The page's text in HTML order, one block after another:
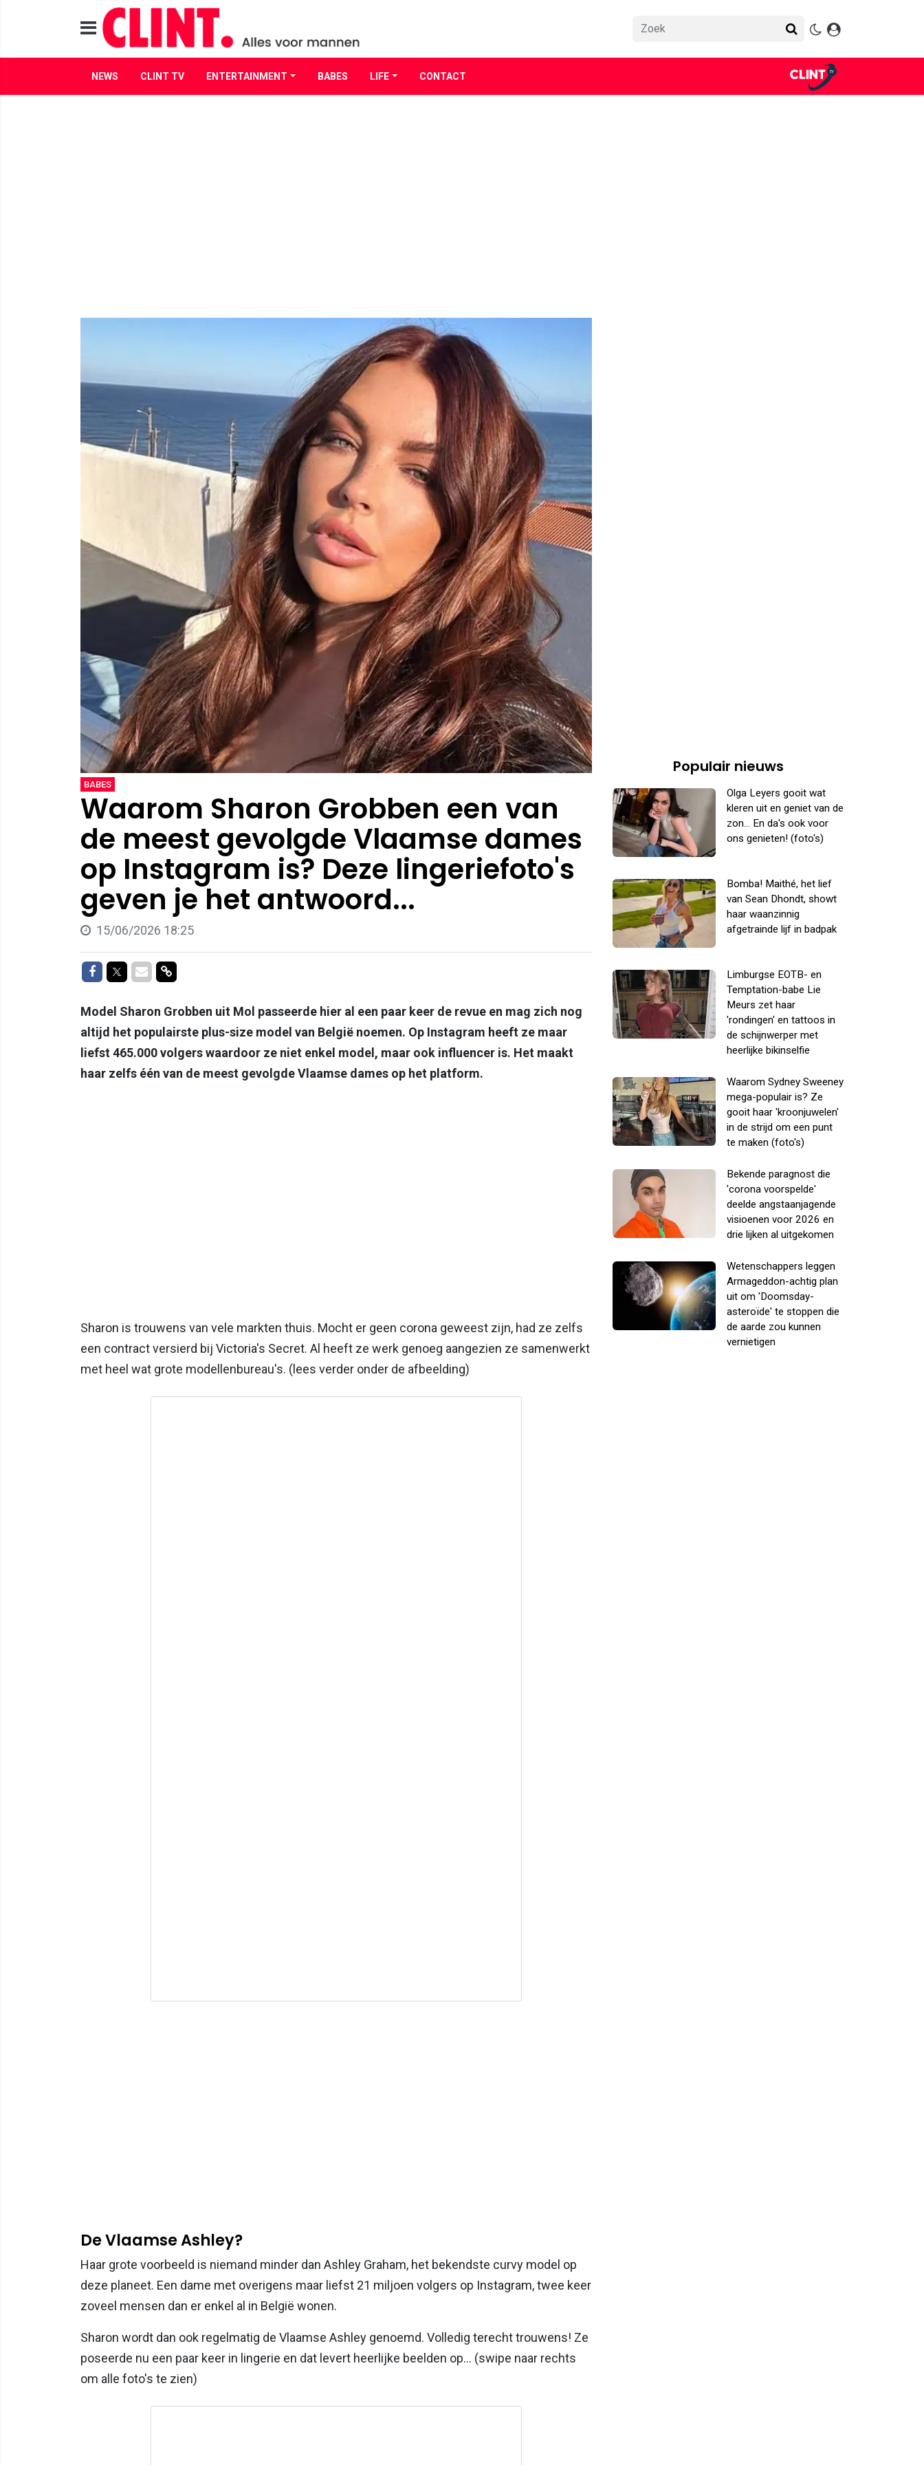
NEWS CLINT TV ENTERTAINMENT BABES LIFE CONTACT
BABES
Waarom Sharon Grobben een van
de meest gevolgde Vlaamse dames
op Instagram is? Deze lingeriefoto's
geven je het antwoord...
15/06/2026 18:25
Delen op Facebook
Delen op Twitter
Delen via Mail
Delen via link
Model Sharon Grobben uit Mol passeerde hier al een paar keer de revue en mag zich nog
altijd het populairste plus-size model van België noemen. Op Instagram heeft ze maar
liefst 465.000 volgers waardoor ze niet enkel model, maar ook influencer is. Het maakt
haar zelfs één van de meest gevolgde Vlaamse dames op het platform.
Sharon is trouwens van vele markten thuis. Mocht er geen corona geweest zijn, had ze zelfs
een contract versierd bij Victoria's Secret. Al heeft ze werk genoeg aangezien ze samenwerkt
met heel wat grote modellenbureau's. (lees verder onder de afbeelding)
De Vlaamse Ashley?
Haar grote voorbeeld is niemand minder dan Ashley Graham, het bekendste curvy model op
deze planeet. Een dame met overigens maar liefst 21 miljoen volgers op Instagram, twee keer
zoveel mensen dan er enkel al in België wonen.
Sharon wordt dan ook regelmatig de Vlaamse Ashley genoemd. Volledig terecht trouwens! Ze
poseerde nu een paar keer in lingerie en dat levert heerlijke beelden op... (swipe naar rechts
om alle foto's te zien)
Populair nieuws
Olga Leyers gooit wat
kleren uit en geniet van de
zon... En da's ook voor
ons genieten! (foto's)
Bomba! Maithé, het lief
van Sean Dhondt, showt
haar waanzinnig
afgetrainde lijf in badpak
Limburgse EOTB- en
Temptation-babe Lie
Meurs zet haar
'rondingen' en tattoos in
de schijnwerper met
heerlijke bikinselfie
Waarom Sydney Sweeney
mega-populair is? Ze
gooit haar 'kroonjuwelen'
in de strijd om een punt
te maken (foto's)
Bekende paragnost die
'corona voorspelde'
deelde angstaanjagende
visioenen voor 2026 en
drie lijken al uitgekomen
Wetenschappers leggen
Armageddon-achtig plan
uit om 'Doomsday-
asteroïde' te stoppen die
de aarde zou kunnen
vernietigen